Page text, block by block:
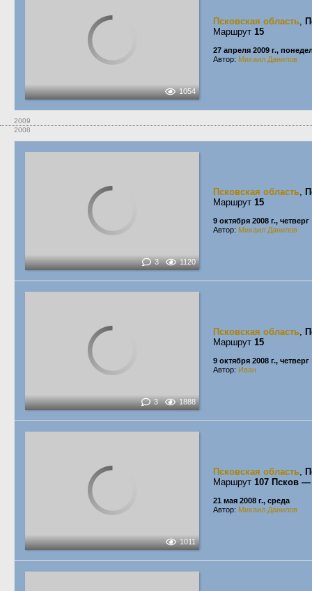
1054
Псковская область,
Маршрут 15
27 апреля 2009 г.,
Автор: Михаил Данилов
2009
2008
3 1120
Псковская область,
Маршрут 15
9 октября 2008 г., четверг
Автор: Михаил Данилов
3 1888
Псковская область,
Маршрут 15
9 октября 2008 г., четверг
Автор: Иван
1011
Псковская область,
Маршрут 107 Псков
21 мая 2008 г., среда
Автор: Михаил Данилов